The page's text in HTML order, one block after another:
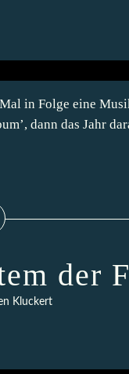
in Folge eine
dann das Jahr
der
Kluckert